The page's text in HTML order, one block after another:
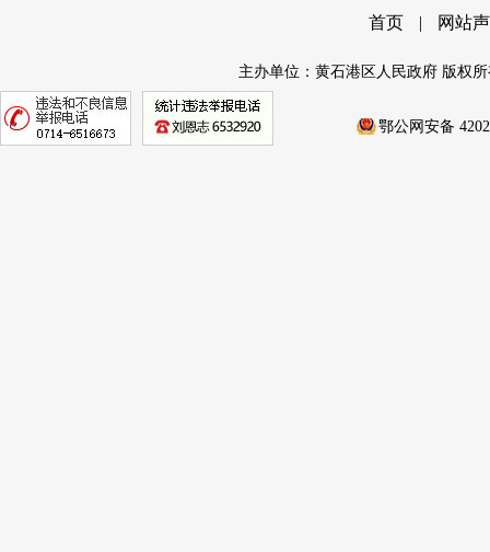
首页 | 网站
主办单位：黄石港区人民政府 版权
鄂公网安备